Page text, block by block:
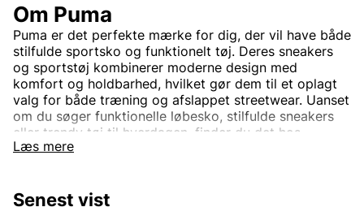
Læs mere
Om Puma
Puma er det perfekte mærke for dig, der vil have både
stilfulde sportsko og funktionelt tøj. Deres sneakers
og sportstøj kombinerer moderne design med
komfort og holdbarhed, hvilket gør dem til et oplagt
valg for både træning og afslappet streetwear. Uanset
om du søger funktionelle løbesko, stilfulde sneakers
eller trendy tøj til hverdagen, finder du det hos
Vingåkers Factory Outlet - som sædvanlig til
Senest vist